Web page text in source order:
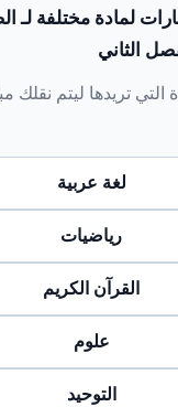
لمادة مختلفة لـ
الثاني
تريدها ليتم نقلك
لغة عربية
رياضيات
القرآن الكريم
علوم
التوحيد